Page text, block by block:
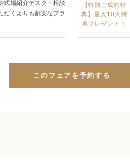
式場紹介デスク・相談
だくよりも割安なプラ
【特別ご成約特
典】最大10大特
典プレゼント！
このフェアを予約する